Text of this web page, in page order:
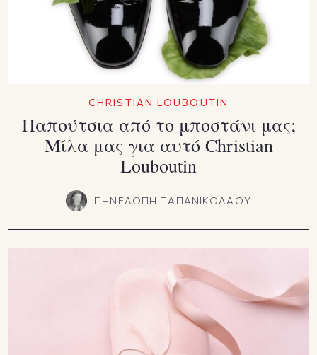
CHRISTIAN LOUBOUTIN
Παπούτσια από το μποστάνι μας;
Μίλα μας για αυτό Christian
Louboutin
ΠΗΝΕΛΟΠΗ ΠΑΠΑΝΙΚΟΛΑΟΥ